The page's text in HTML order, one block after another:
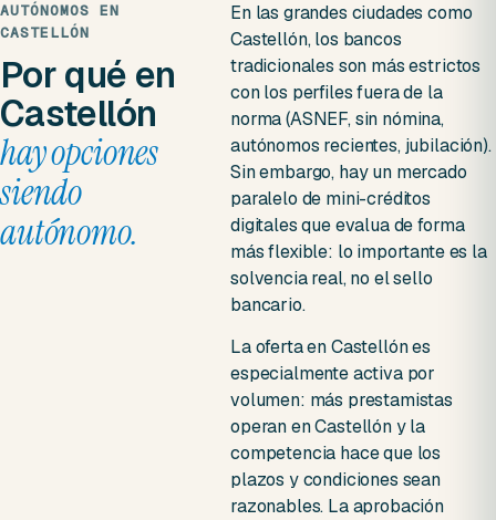
AUTÓNOMOS EN
CASTELLÓN
Por qué en
Castellón
hay opciones
siendo
autónomo.
En las grandes ciudades como
Castellón, los bancos
tradicionales son más estrictos
con los perfiles fuera de la
norma (ASNEF, sin nómina,
autónomos recientes, jubilación).
Sin embargo, hay un mercado
paralelo de mini-créditos
digitales que evalua de forma
más flexible: lo importante es la
solvencia real, no el sello
bancario.
La oferta en Castellón es
especialmente activa por
volumen: más prestamistas
operan en Castellón y la
competencia hace que los
plazos y condiciones sean
razonables. La aprobación